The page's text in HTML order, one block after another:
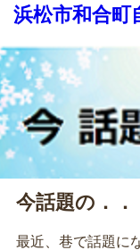
浜松市和合町
今話題の．．
最近、巷で話題に